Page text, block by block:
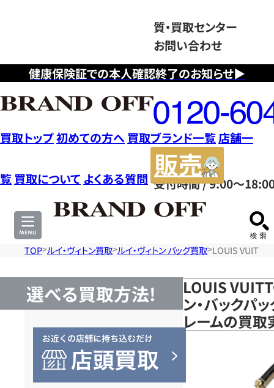
健康保険証での本人確認終了のお知らせ▶
質・買取センター
お問い合わせ
フ
リ
ー
ダ
イ
ヤ
ル
0120604117
受付時間 / 9:00～
買取トップ初めての方へ 買取ブランド一覧店舗一
覧 買取について よくある質問
サ
TOP ルイ・ヴィトン買取 ルイ・ヴィトン バッグ買取 LOUIS
選べる買取方法!
LOUIS
ン・バックパ
レームの買取